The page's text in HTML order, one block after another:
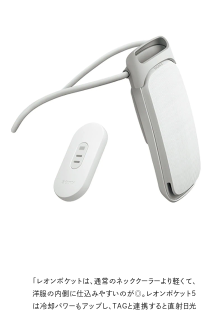
「レオンポケットは、通常のネッククーラーより軽くて、
洋服の内側に仕込みやすいのが◎。レオンポケット5
は冷却パワーもアップし、TAGと連携すると直射日光